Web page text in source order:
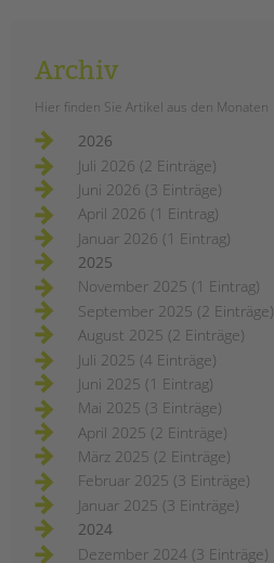
Archiv
Hier finden Sie Artikel aus den Monaten
2026
Juli 2026 (2 Einträge)
Juni 2026 (3 Einträge)
April 2026 (1 Eintrag)
Januar 2026 (1 Eintrag)
2025
November 2025 (1 Eintrag)
September 2025 (2 Einträge)
August 2025 (2 Einträge)
Juli 2025 (4 Einträge)
Juni 2025 (1 Eintrag)
Mai 2025 (3 Einträge)
April 2025 (2 Einträge)
März 2025 (2 Einträge)
Februar 2025 (3 Einträge)
Januar 2025 (3 Einträge)
2024
Dezember 2024 (3 Einträge)